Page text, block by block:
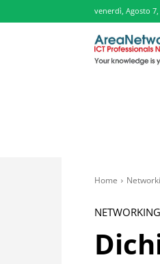
venerdì, Agosto 7,
Home
NETWORKING